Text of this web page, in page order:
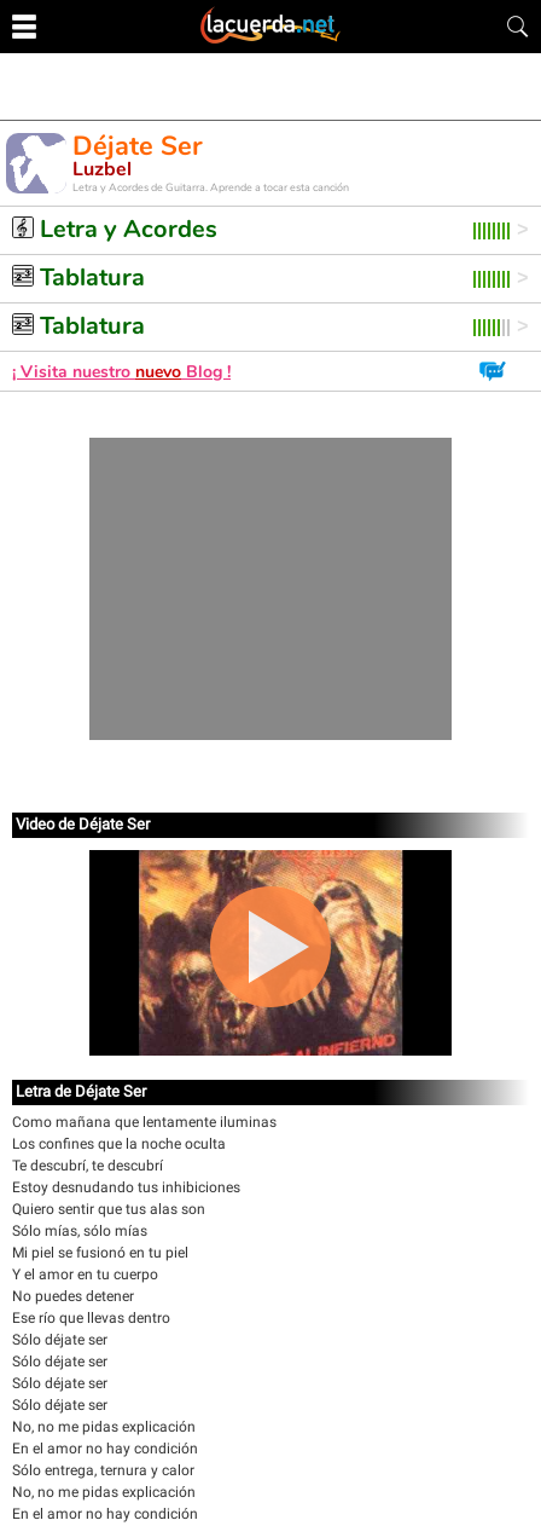
Déjate Ser
Luzbel
Letra y Acordes de Guitarra. Aprende a tocar esta canción
Letra y Acordes
Tablatura
Tablatura
¡ Visita nuestro nuevo Blog !
Video de Déjate Ser
Letra de Déjate Ser
Como mañana que lentamente iluminas
Los confines que la noche oculta
Te descubrí, te descubrí
Estoy desnudando tus inhibiciones
Quiero sentir que tus alas son
Sólo mías, sólo mías
Mi piel se fusionó en tu piel
Y el amor en tu cuerpo
No puedes detener
Ese río que llevas dentro
Sólo déjate ser
Sólo déjate ser
Sólo déjate ser
Sólo déjate ser
No, no me pidas explicación
En el amor no hay condición
Sólo entrega, ternura y calor
No, no me pidas explicación
En el amor no hay condición